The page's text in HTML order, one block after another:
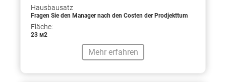
Hausbausatz
Fragen Sie den Manager nach den Costen der Prodjekttum
Fläche:
23 м2
Mehr erfahren